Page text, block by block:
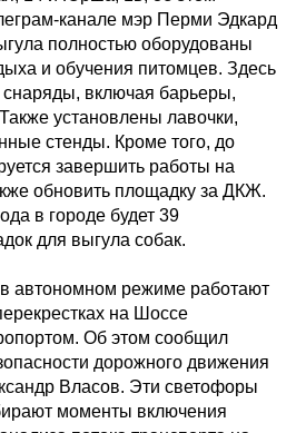
канале мэр Перми Эдкард
полностью оборудованы
и обучения питомцев. Здесь
снаряды, включая барьеры,
установлены лавочки,
стенды. Кроме того, до
завершить работы на
обновить площадку за ДКЖ.
в городе будет 39
для выгула собак.
автономном режиме работают
на Шоссе
Об этом сообщил
дорожного движения
Власов. Эти светофоры
моменты включения